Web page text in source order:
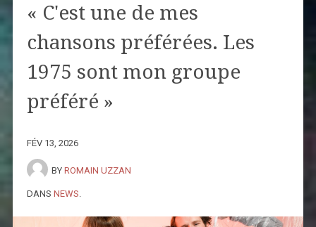
« C'est une de mes
chansons préférées. Les
1975 sont mon groupe
préféré »
FÉV 13, 2026
BY ROMAIN UZZAN
DANS NEWS